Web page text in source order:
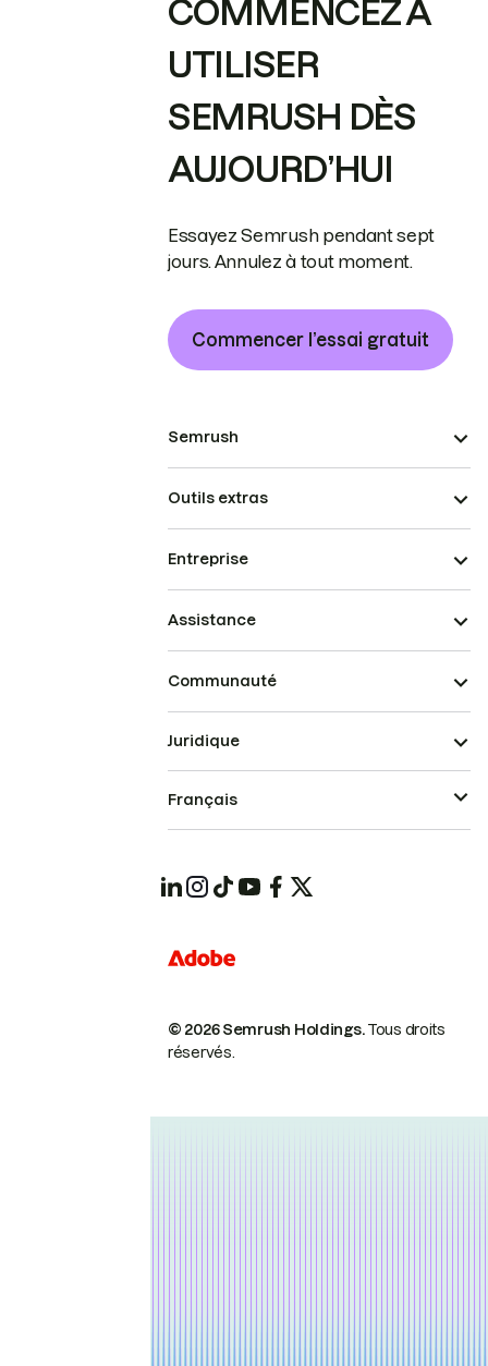
COMMENCEZ À
UTILISER
SEMRUSH DÈS
AUJOURD’HUI
Essayez Semrush pendant sept
jours. Annulez à tout moment.
Commencer l’essai gratuit
Semrush
Outils extras
Entreprise
Assistance
Communauté
© 2026 Semrush Holdings.Tous droits
réservés.
Juridique
Français